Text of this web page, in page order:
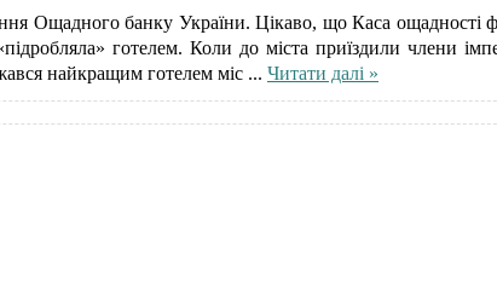
Ощадного банку України. Цікаво, що Каса ощадності
готелем. Коли до міста приїздили члени
найкращим готелем міс ... Читати далі »